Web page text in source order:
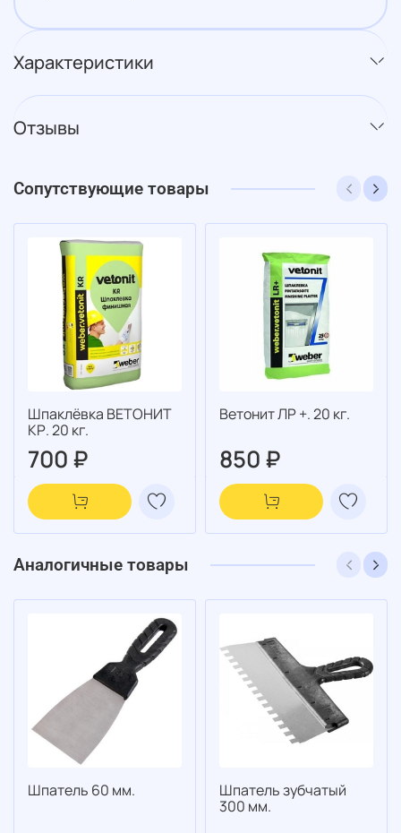
Характеристики
Отзывы
Сопутствующие товары
Шпаклёвка ВЕТОНИТ
КР. 20 кг.
700 ₽
Ветонит ЛР +. 20 кг.
850 ₽
Аналогичные товары
Шпатель 60 мм.
Шпатель зубчатый
300 мм.